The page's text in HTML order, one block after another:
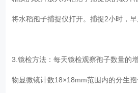
将水稻孢子捕捉仪打开。捕捉2小时，早
3.镜检方法：每天镜检观察孢子数量的
物显微镜计数18×18mm范围内的分生孢